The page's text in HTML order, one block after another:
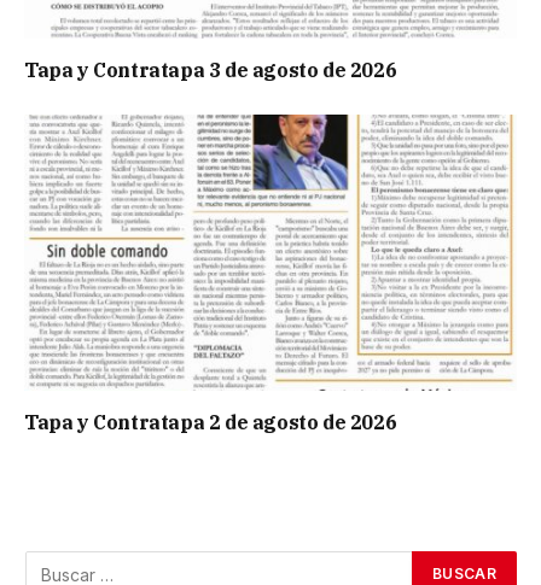
Tapa y Contratapa 3 de agosto de 2026
Tapa y Contratapa 2 de agosto de 2026